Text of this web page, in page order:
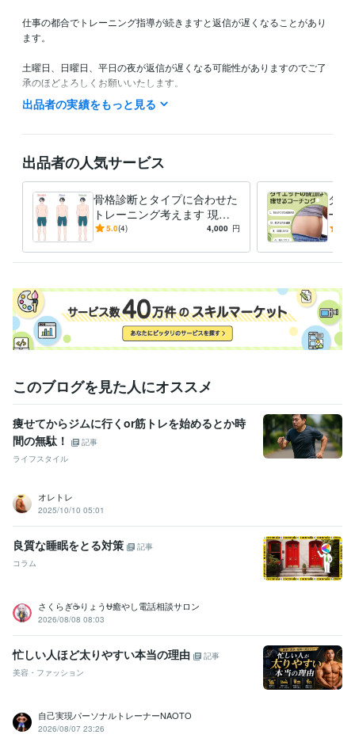
仕事の都合でトレーニング指導が続きますと返信が遅くなることがあり
ます。
土曜日、日曜日、平日の夜が返信が遅くなる可能性がありますのでご了
承のほどよろしくお願いいたします。
経験職種
ライフスタイル・その他 / マッサージ師・セラピスト
経験年数 : 12
ライフスタイル・その他 / カウンセラー・コーチ
ライフスタイル・その他 / その他 経験年数 : 12年
職歴
株式会社加圧トレーニングスタジオ 2010年3月 ~ 2012年2月
資格・検定
取得年 : 2011年
全米エクササイズ＆スポーツトレーナー協会パーソナルトレーナー
取得年 : 2012年
加圧トレーニングインストラクター 取得年 : 2012年
住まい・美容・生活相談
腸内環境の改善と軽い筋トレのダイエット
血管を強化して血流を良くし体調を整える
出品者の実績をもっと見る
出品者の人気サービス
骨格診断とタイプに合わせた
トレーニング考えます 現役
パーソナルトレーナーが骨格
成
5.0(4) 4,000 円
ダイ
ーチ
ため
このブログを見た人にオススメ
痩せてからジムに行くor筋トレを始めるとか時
間の無駄！
記事
ライフスタイル
オレトレ
2025/10/10 05:01
良質な睡眠をとる対策
記事
コラム
さくらぎ☕りょう⛎癒やし電話相談サロン
2026/08/08 08:03
忙しい人ほど太りやすい本当の理由
記事
美容・ファッション
自己実現パーソナルトレーナーNAOTO
2026/08/07 23:26